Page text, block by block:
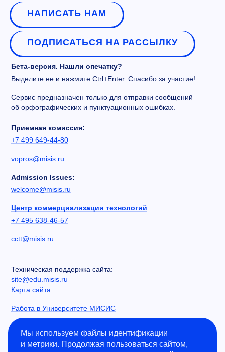
НАПИСАТЬ НАМ
ПОДПИСАТЬСЯ НА РАССЫЛКУ
Бета-версия. Нашли опечатку?
Выделите ее и нажмите Ctrl+Enter. Спасибо за участие!
Сервис предназначен только для отправки сообщений
об орфографических и пунктуационных ошибках.
Приемная комиссия:
+7 499 649-44-80
vopros@misis.ru
Admission Issues:
welcome@misis.ru
Центр коммерциализации технологий
+7 495 638-46-57
cctt@misis.ru
Техническая поддержка сайта:
site@edu.misis.ru
Карта сайта
Работа в Университете МИСИС
Информация о закупках
Мы используем файлы идентификации
и метрики. Продолжая пользоваться сайтом,